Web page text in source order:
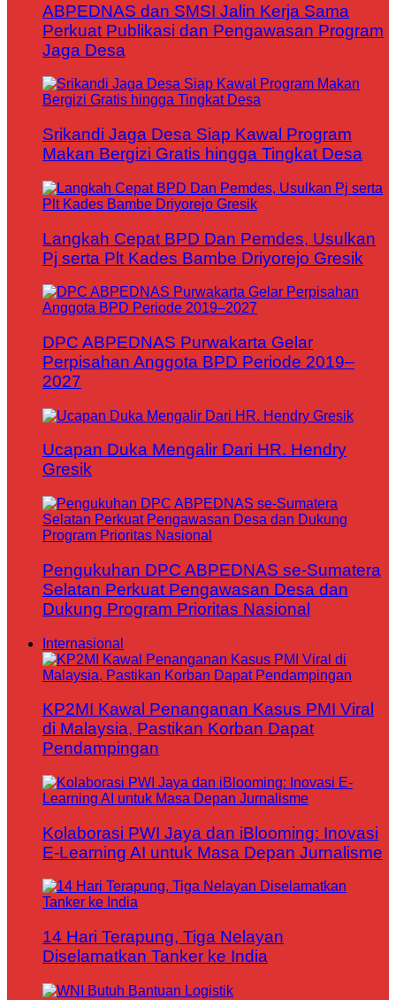
ABPEDNAS dan SMSI Jalin Kerja Sama
Perkuat Publikasi dan Pengawasan Program
Jaga Desa
Srikandi Jaga Desa Siap Kawal Program
Makan Bergizi Gratis hingga Tingkat Desa
Langkah Cepat BPD Dan Pemdes, Usulkan
Pj serta Plt Kades Bambe Driyorejo Gresik
DPC ABPEDNAS Purwakarta Gelar
Perpisahan Anggota BPD Periode 2019–
2027
Ucapan Duka Mengalir Dari HR. Hendry
Gresik
Pengukuhan DPC ABPEDNAS se-Sumatera
Selatan Perkuat Pengawasan Desa dan
Dukung Program Prioritas Nasional
Internasional
KP2MI Kawal Penanganan Kasus PMI Viral
di Malaysia, Pastikan Korban Dapat
Pendampingan
Kolaborasi PWI Jaya dan iBlooming: Inovasi
E-Learning AI untuk Masa Depan Jurnalisme
14 Hari Terapung, Tiga Nelayan
Diselamatkan Tanker ke India